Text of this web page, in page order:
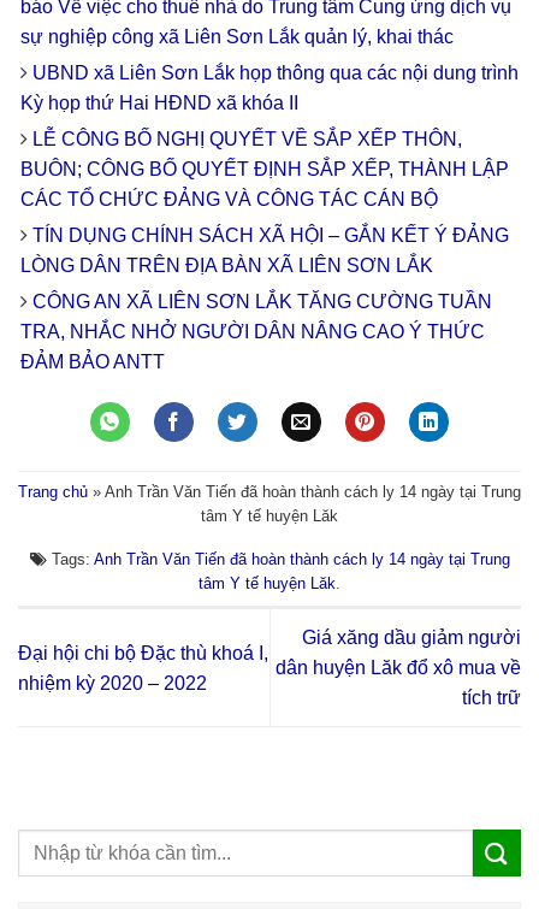
báo Về việc cho thuê nhà do Trung tâm Cung ứng dịch vụ
sự nghiệp công xã Liên Sơn Lắk quản lý, khai thác
UBND xã Liên Sơn Lắk họp thông qua các nội dung trình
Kỳ họp thứ Hai HĐND xã khóa II
LỄ CÔNG BỐ NGHỊ QUYẾT VỀ SẮP XẾP THÔN,
BUÔN; CÔNG BỐ QUYẾT ĐỊNH SẮP XẾP, THÀNH LẬP
CÁC TỔ CHỨC ĐẢNG VÀ CÔNG TÁC CÁN BỘ
TÍN DỤNG CHÍNH SÁCH XÃ HỘI – GẮN KẾT Ý ĐẢNG
LÒNG DÂN TRÊN ĐỊA BÀN XÃ LIÊN SƠN LẮK
CÔNG AN XÃ LIÊN SƠN LẮK TĂNG CƯỜNG TUẦN
TRA, NHẮC NHỞ NGƯỜI DÂN NÂNG CAO Ý THỨC
ĐẢM BẢO ANTT
Trang chủ » Anh Trần Văn Tiến đã hoàn thành cách ly 14 ngày tại Trung
tâm Y tế huyện Lăk
Tags: Anh Trần Văn Tiến đã hoàn thành cách ly 14 ngày tại Trung
tâm Y tế huyện Lăk.
Đại hội chi bộ Đặc thù khoá I,
nhiệm kỳ 2020 – 2022
Giá xăng dầu giảm người
dân huyện Lăk đổ xô mua về
tích trữ